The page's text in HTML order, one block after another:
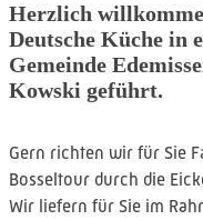
Herzlich
Deutsche Küche in
Gemeinde
Kowski geführt.
Gern richten wir für Sie
Bosseltour durch die
Wir liefern für Sie im